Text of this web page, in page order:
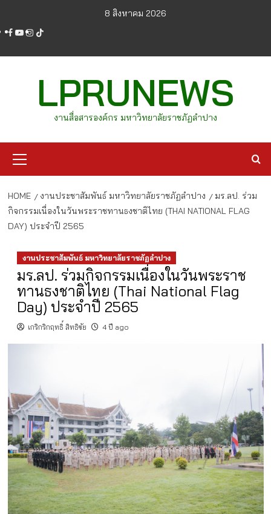
content
8 สิงหาคม 2026
facebook
youtube
instagram
tiktok
LPRUNEWS
งานสื่อสารองค์กร มหาวิทยาลัยราชภัฏลำปาง
Menu
HOME งานประชาสัมพันธ์ มหาวิทยาลัยราชภัฏลำปาง
มร.ลป. ร่วม
กิจกรรมเนื่องในวันพระราชทานธงชาติไทย (THAI NATIONAL FLAG
DAY) ประจำปี 2565
งานประชาสัมพันธ์ มหาวิทยาลัยราชภัฏลำปาง
มร.ลป. ร่วมกิจกรรมเนื่องในวันพระราช
ทานธงชาติไทย (Thai National Flag
Day) ประจำปี 2565
เกริกริกฤทธิ์ สิทธิชัย 4 ปี ago